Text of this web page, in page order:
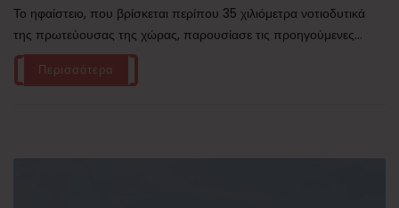
Το ηφαίστειο, που βρίσκεται περίπου 35 χιλιόμετρα νοτιοδυτικά
της πρωτεύουσας της χώρας, παρουσίασε τις προηγούμενες...
Περισσότερα